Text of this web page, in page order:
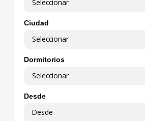
Ciudad
Dormitorios
Desde